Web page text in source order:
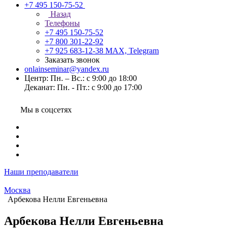
+7 495 150-75-52
Назад
Телефоны
+7 495 150-75-52
+7 800 301-22-92
+7 925 683-12-38 MAX, Telegram
Заказать звонок
onlainseminar@yandex.ru
Центр: Пн. – Вс.: с 9:00 до 18:00
Деканат: Пн. - Пт.: с 9:00 до 17:00
Мы в соцсетях
Наши преподаватели
Москва
Арбекова Нелли Евгеньевна
Арбекова Нелли Евгеньевна